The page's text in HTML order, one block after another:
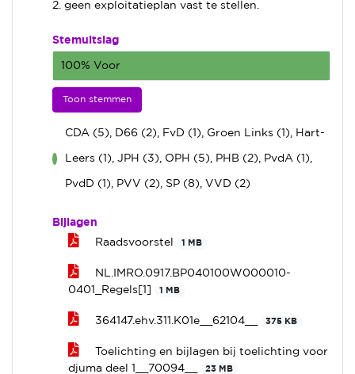
2. geen exploitatieplan vast te stellen.
Stemuitslag
100% Voor
Toon stemmen
CDA (5), D66 (2), FvD (1), Groen Links (1), Hart-
Leers (1), JPH (3), OPH (5), PHB (2), PvdA (1),
PvdD (1), PVV (2), SP (8), VVD (2)
Bijlagen
Raadsvoorstel 1 MB
NL.IMRO.0917.BP040100W000010-
0401_Regels[1]
1 MB
364147.ehv.311.K01e__62104__ 375 KB
Toelichting en bijlagen bij toelichting voor
djuma deel 1__70094__
23 MB